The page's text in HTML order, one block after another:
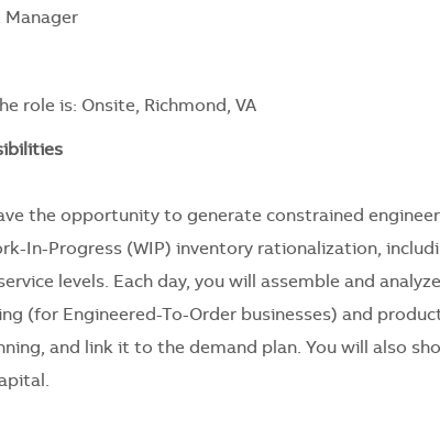
Manager
role is: Onsite, Richmond, VA
the opportunity to generate constrained
In-Progress (WIP) inventory rationalization,
levels. Each day, you will assemble and
(for Engineered-To-Order businesses) and
and link it to the demand plan. You will also